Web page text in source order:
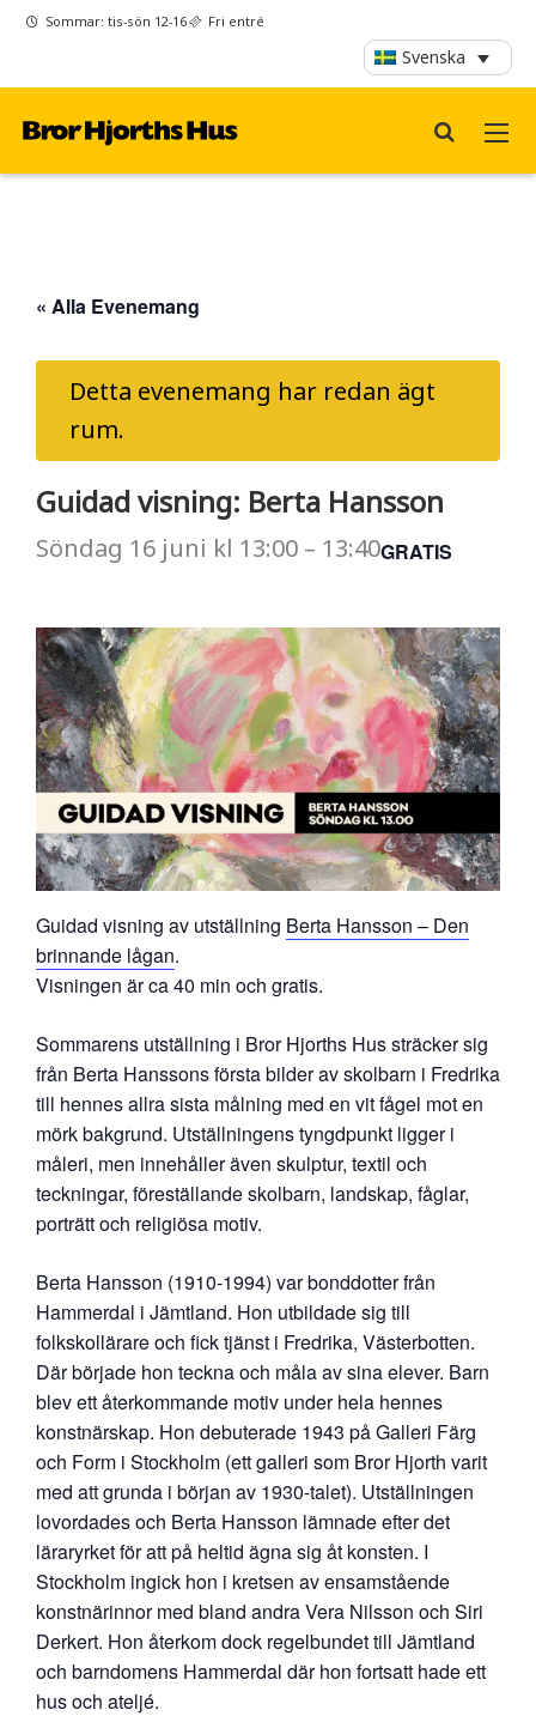
Sommar: tis-sön 12-16 Fri entré
Svenska
« Alla Evenemang
Detta evenemang har redan ägt
rum.
Guidad visning: Berta Hansson
Söndag 16 juni kl 13:00 – 13:40GRATIS
Guidad visning av utställning Berta Hansson – Den
brinnande lågan.
Visningen är ca 40 min och gratis.
Sommarens utställning i Bror Hjorths Hus sträcker sig
från Berta Hanssons första bilder av skolbarn i Fredrika
till hennes allra sista målning med en vit fågel mot en
mörk bakgrund. Utställningens tyngdpunkt ligger i
måleri, men innehåller även skulptur, textil och
teckningar, föreställande skolbarn, landskap, fåglar,
porträtt och religiösa motiv.
Berta Hansson (1910-1994) var bonddotter från
Hammerdal i Jämtland. Hon utbildade sig till
folkskollärare och fick tjänst i Fredrika, Västerbotten.
Där började hon teckna och måla av sina elever. Barn
blev ett återkommande motiv under hela hennes
konstnärskap. Hon debuterade 1943 på Galleri Färg
och Form i Stockholm (ett galleri som Bror Hjorth varit
med att grunda i början av 1930-talet). Utställningen
lovordades och Berta Hansson lämnade efter det
läraryrket för att på heltid ägna sig åt konsten. I
Stockholm ingick hon i kretsen av ensamstående
konstnärinnor med bland andra Vera Nilsson och Siri
Derkert. Hon återkom dock regelbundet till Jämtland
och barndomens Hammerdal där hon fortsatt hade ett
hus och ateljé.